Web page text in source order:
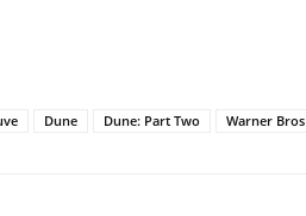
Dune Dune: Part Two Warner Bros